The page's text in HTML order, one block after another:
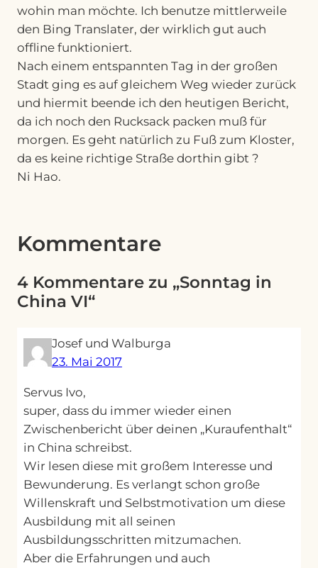
wohin man möchte. Ich benutze mittlerweile
den Bing Translater, der wirklich gut auch
offline funktioniert.
Nach einem entspannten Tag in der großen
Stadt ging es auf gleichem Weg wieder zurück
und hiermit beende ich den heutigen Bericht,
da ich noch den Rucksack packen muß für
morgen. Es geht natürlich zu Fuß zum Kloster,
da es keine richtige Straße dorthin gibt ?
Ni Hao.
Kommentare
4 Kommentare zu „Sonntag in
China VI“
Josef und Walburga
23. Mai 2017
Servus Ivo,
super, dass du immer wieder einen
Zwischenbericht über deinen „Kuraufenthalt“
in China schreibst.
Wir lesen diese mit großem Interesse und
Bewunderung. Es verlangt schon große
Willenskraft und Selbstmotivation um diese
Ausbildung mit all seinen
Ausbildungsschritten mitzumachen.
Aber die Erfahrungen und auch